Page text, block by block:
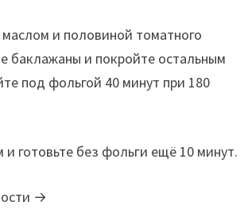
и половиной томатного
баклажаны и покройте остальным
под фольгой 40 минут при 180
и готовьте без фольги ещё 10 минут.
→